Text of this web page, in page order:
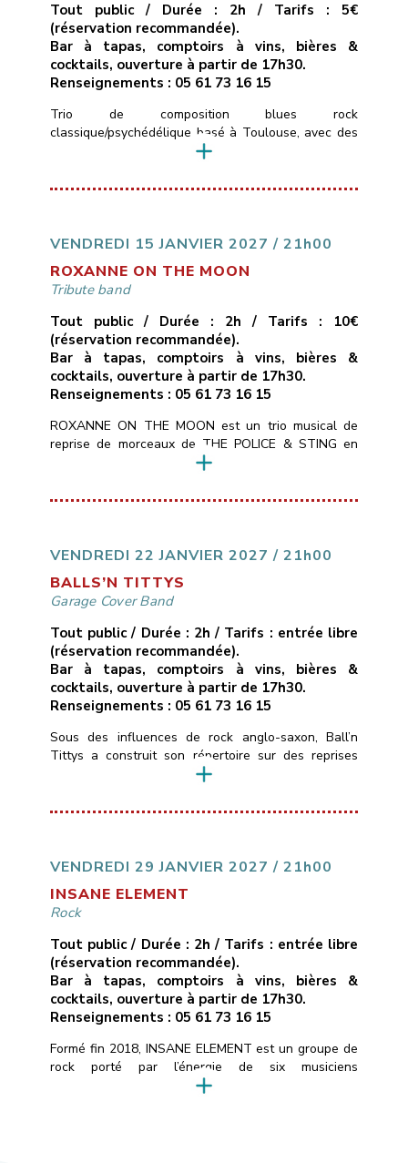
Tout public / Durée : 2h / Tarifs : 5€
(réservation recommandée).
Bar à tapas, comptoirs à vins, bières &
cocktails, ouverture à partir de 17h30.
Renseignements : 05 61 73 16 15
Trio de composition blues rock
classique/psychédélique basé à Toulouse, avec des
influences allant de Led Zepplin au Black Keys en
varier avec des sonorités stoner plus moderne.Le
VENDREDI 15 JANVIER 2027 / 21h00
ROXANNE ON THE MOON
Tribute band
Tout public / Durée : 2h / Tarifs : 10€
(réservation recommandée).
Bar à tapas, comptoirs à vins, bières &
cocktails, ouverture à partir de 17h30.
Renseignements : 05 61 73 16 15
ROXANNE ON THE MOON est un trio musical de
reprise de morceaux de THE POLICE & STING en
mode chant/guitare, basse, batterie.Tous les styles
MUSIQUE DU MONDE, REGGAE, BLUES pour 2h30
15 janvier 2027
21H00 10€ avec […]
VENDREDI 22 JANVIER 2027 / 21h00
BALLS’N TITTYS
Garage Cover Band
Tout public / Durée : 2h / Tarifs : entrée libre
(réservation recommandée).
Bar à tapas, comptoirs à vins, bières &
cocktails, ouverture à partir de 17h30.
Renseignements : 05 61 73 16 15
Sous des influences de rock anglo-saxon, Ball’n
Tittys a construit son répertoire sur des reprises
atypiques, quelques classiques, des trouvailles de
blues rock de garagiste qui sent la poussière et le
Marins d’Eau Douce – Ramonville
05 […]
VENDREDI 29 JANVIER 2027 / 21h00
INSANE ELEMENT
Rock
Tout public / Durée : 2h / Tarifs : entrée libre
(réservation recommandée).
Bar à tapas, comptoirs à vins, bières &
cocktails, ouverture à partir de 17h30.
Renseignements : 05 61 73 16 15
Formé fin 2018, INSANE ELEMENT est un groupe de
rock porté par l’énergie de six musiciens
expérimentés.Puisant leurs racines auprès d’artistes